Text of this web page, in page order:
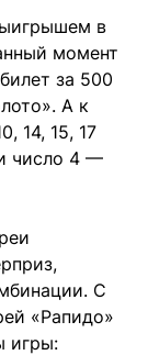
в
момент
за 500
А к
14, 15, 17
число 4 —
С
«Рапидо»
игры: